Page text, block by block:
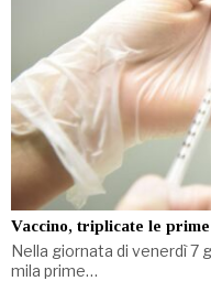
Vaccino, triplicate le
Nella giornata di venerdì
mila prime…